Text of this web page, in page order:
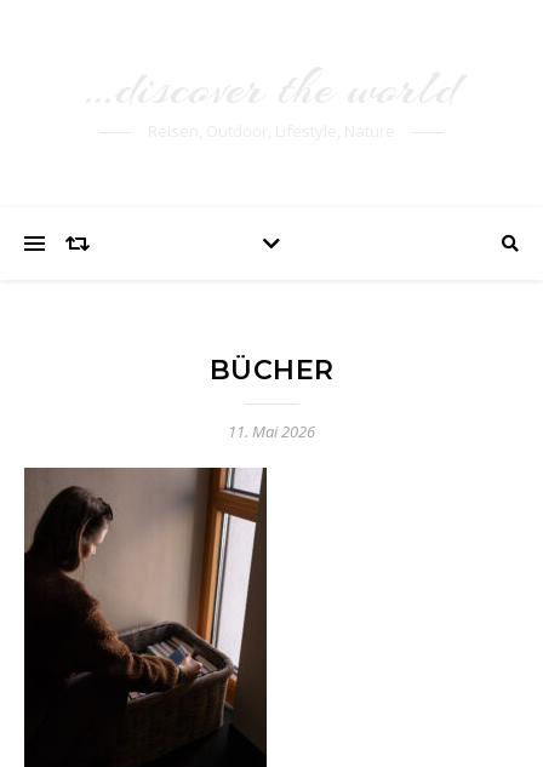
BÜCHER
11. Mai 2026